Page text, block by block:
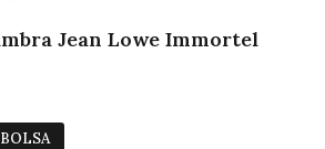
Jean Lowe Immortel